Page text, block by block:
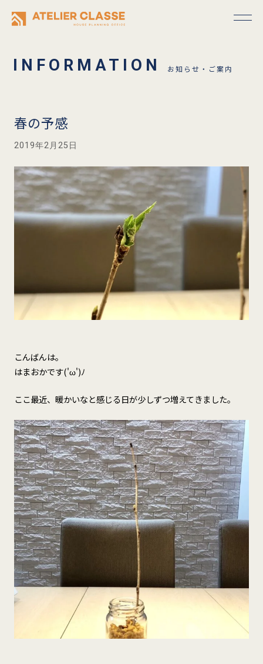
お知らせ・ご案内
春の予感
2019年2月25日
こんばんは。
はまおかです('ω')ﾉ
ここ最近、暖かいなと感じる日が少しずつ増えてきました。